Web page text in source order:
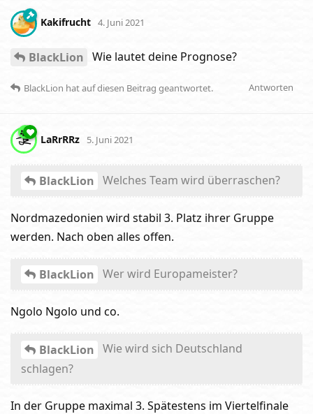
Kakifrucht 4. Juni 2021
BlackLion Wie lautet deine Prognose?
Antworten
BlackLion hatauf diesen Beitrag geantwortet.
LaRrRRz 5. Juni 2021
BlackLion Welches Team wird überraschen?
Nordmazedonien wird stabil 3. Platz ihrer Gruppe
werden. Nach oben alles offen.
BlackLion Wer wird Europameister?
Ngolo Ngolo und co.
BlackLion Wie wird sich Deutschland
schlagen?
In der Gruppe maximal 3. Spätestens im Viertelfinale